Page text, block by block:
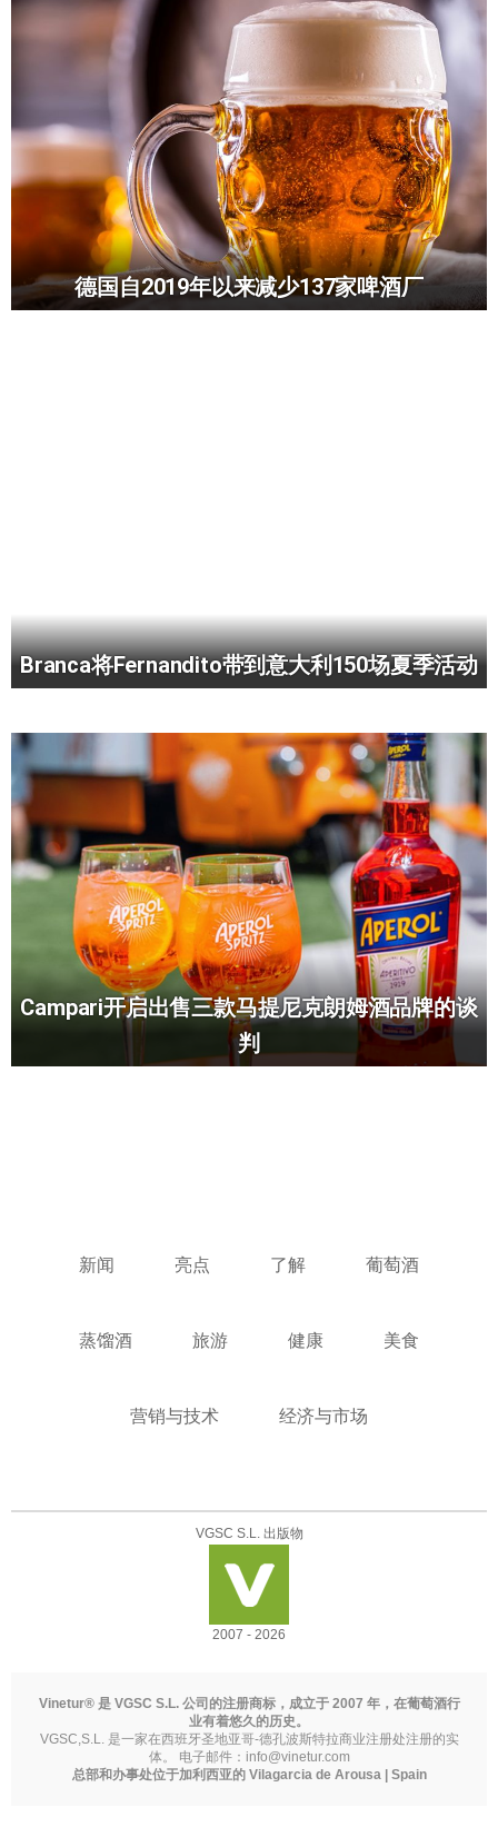
德国自2019年以来减少137家啤酒厂
Branca将Fernandito带到意大利150场夏季活动
Campari开启出售三款马提尼克朗姆酒品牌的谈
判
新闻 亮点 了解 葡萄酒
蒸馏酒 旅游 健康 美食
营销与技术 经济与市场
VGSC S.L. 出版物
2007 - 2026
Vinetur® 是 VGSC S.L. 公司的注册商标，成立于 2007 年，在葡萄酒行
业有着悠久的历史。
VGSC,S.L. 是一家在西班牙圣地亚哥-德孔波斯特拉商业注册处注册的实
体。 电子邮件： info@vinetur.com
总部和办事处位于加利西亚的 Vilagarcia de Arousa | Spain